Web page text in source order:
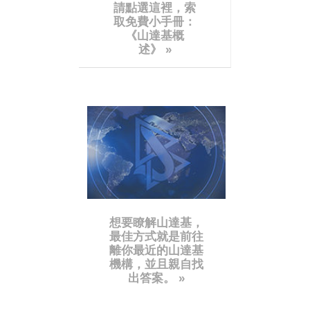
請點選這裡，索
取免費小手冊：
《山達基概
述》
»
想要瞭解山達基，
最佳方式就是前往
離你最近的山達基
機構，並且親自找
出答案。 »